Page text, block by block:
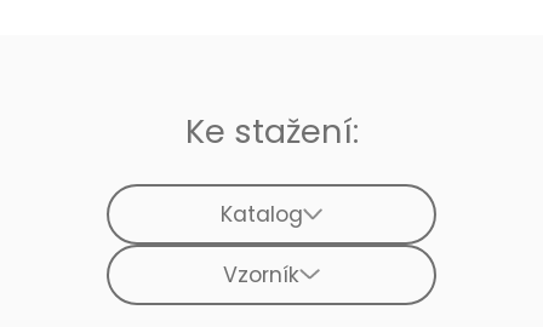
Ke stažení:
Katalog
Vzorník